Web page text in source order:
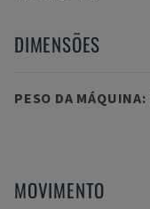
DIMENSÕES
PESO DA MÁQUINA:
MOVIMENTO